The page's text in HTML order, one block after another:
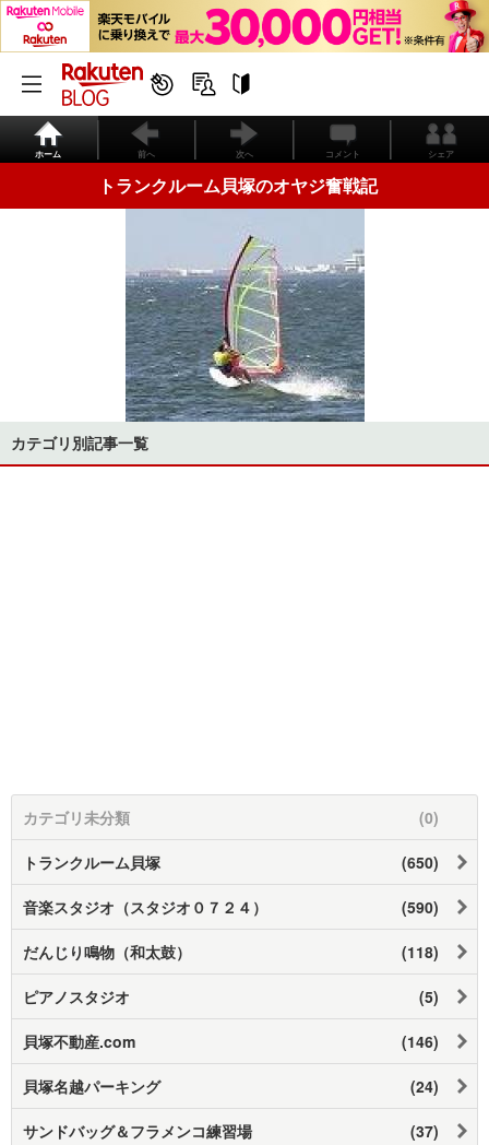
ホーム 前へ 次へ コメント シェア
トランクルーム貝塚のオヤジ奮戦記
カテゴリ別記事一覧
カテゴリ未分類 (0)
トランクルーム貝塚 (650)
音楽スタジオ（スタジオ０７２４） (590)
だんじり鳴物（和太鼓） (118)
ピアノスタジオ (5)
貝塚不動産.com (146)
貝塚名越パーキング (24)
サンドバッグ＆フラメンコ練習場 (37)